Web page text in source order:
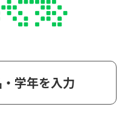
・学年を入力